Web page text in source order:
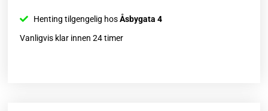
Henting tilgengelig hosÅsbygata 4
Vanligvis klar innen 24 timer